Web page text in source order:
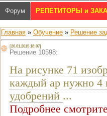
Форум РЕПЕТИТОРЫ и
Главная » Обучение » Решение
[26.01.2015 18:07]
Решение 10598:
На рисунке 71
каждый ар нужно 4
удобрений ...
Подробнее